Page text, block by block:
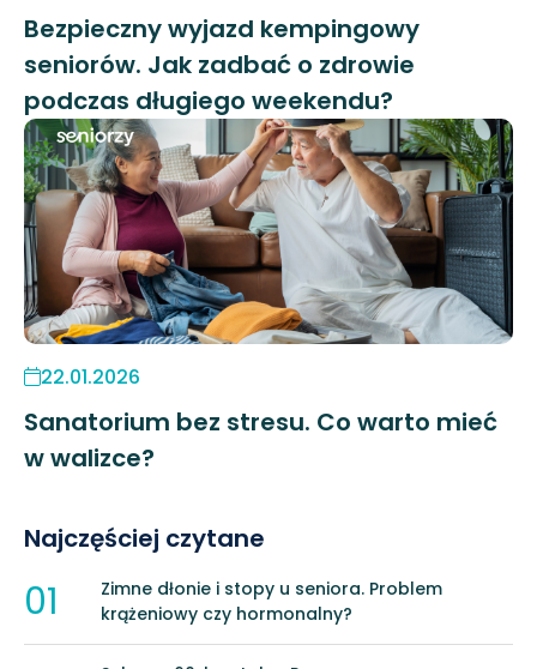
Bezpieczny wyjazd kempingowy
seniorów. Jak zadbać o zdrowie
podczas długiego weekendu?
22.01.2026
Sanatorium bez stresu. Co warto mieć
w walizce?
Najczęściej czytane
01
Zimne dłonie i stopy u seniora. Problem
krążeniowy czy hormonalny?